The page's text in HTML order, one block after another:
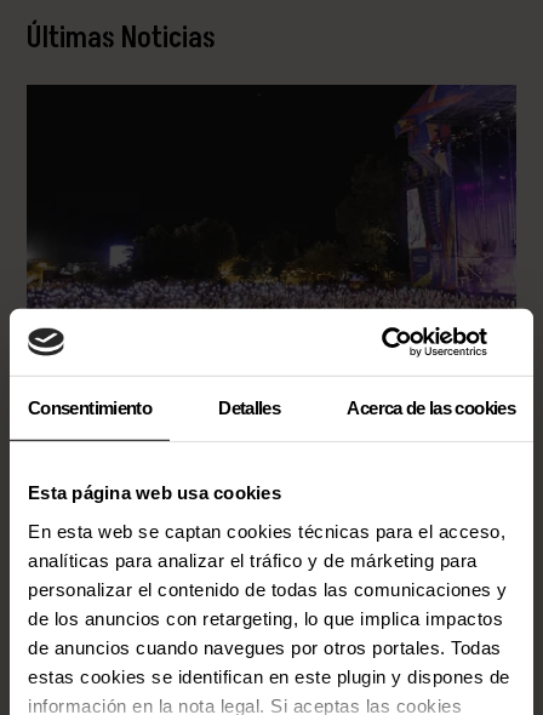
Consentimiento Detalles Acerca de las cookies
Esta página web usa cookies
En esta web se captan cookies técnicas para el acceso,
analíticas para analizar el tráfico y de márketing para
personalizar el contenido de todas las comunicaciones y
de los anuncios con retargeting, lo que implica impactos
de anuncios cuando navegues por otros portales. Todas
estas cookies se identifican en este plugin y dispones de
información en la nota legal. Si aceptas las cookies
Últimas Noticias
Mallorca
Descuento especial para residentes
calvianers